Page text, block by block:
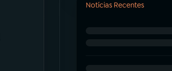
Notícias Recentes